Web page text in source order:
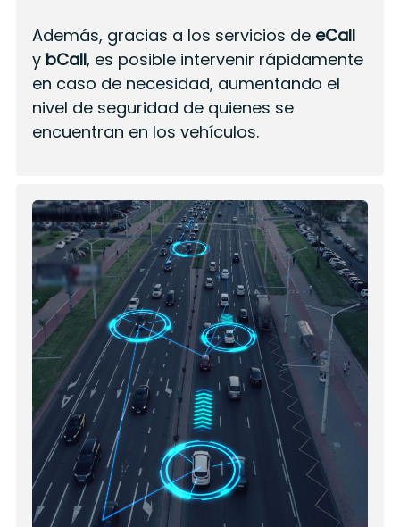
Además, gracias a los servicios de eCall
y bCall, es posible intervenir rápidamente
en caso de necesidad, aumentando el
nivel de seguridad de quienes se
encuentran en los vehículos.